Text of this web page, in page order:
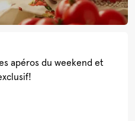
apéros du weekend et